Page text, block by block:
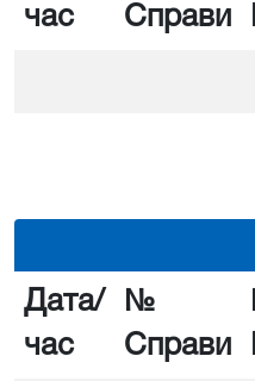
час
Справи
Дата/
час
№
Справи